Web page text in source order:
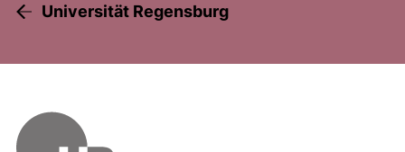
Universität Regensburg